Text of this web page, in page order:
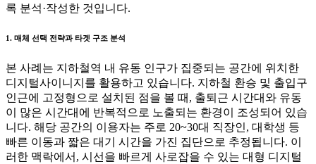
록 분석·작성한 것입니다.
1. 매체 선택 전략과 타겟 구조 분석
본 사례는 지하철역 내 유동 인구가 집중되는 공간에 위치한
디지털사이니지를 활용하고 있습니다. 지하철 환승 및 출입구
인근에 고정형으로 설치된 점을 볼 때, 출퇴근 시간대와 유동
이 많은 시간대에 반복적으로 노출되는 환경이 조성되어 있습
니다. 해당 공간의 이용자는 주로 20~30대 직장인, 대학생 등
빠른 이동과 짧은 대기 시간을 가진 집단으로 추정됩니다. 이
러한 맥락에서, 시선을 빠르게 사로잡을 수 있는 대형 디지털